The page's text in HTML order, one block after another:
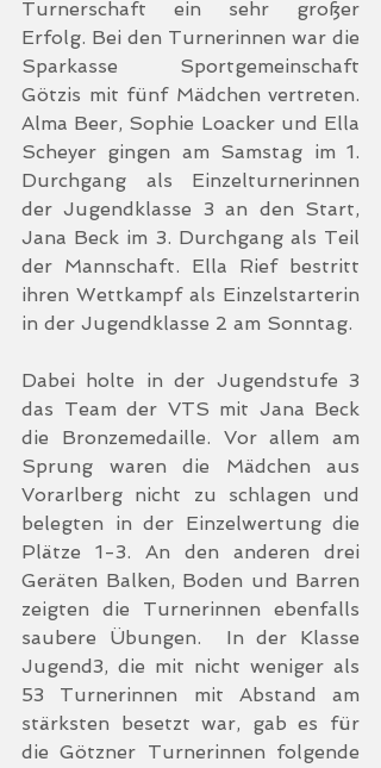
Turnerschaft ein sehr großer
Erfolg. Bei den Turnerinnen war die
Sparkasse Sportgemeinschaft
Götzis mit fünf Mädchen vertreten.
Alma Beer, Sophie Loacker und Ella
Scheyer gingen am Samstag im 1.
Durchgang als Einzelturnerinnen
der Jugendklasse 3 an den Start,
Jana Beck im 3. Durchgang als Teil
der Mannschaft. Ella Rief bestritt
ihren Wettkampf als Einzelstarterin
in der Jugendklasse 2 am Sonntag.
Dabei holte in der Jugendstufe 3
das Team der VTS mit Jana Beck
die Bronzemedaille. Vor allem am
Sprung waren die Mädchen aus
Vorarlberg nicht zu schlagen und
belegten in der Einzelwertung die
Plätze 1-3. An den anderen drei
Geräten Balken, Boden und Barren
zeigten die Turnerinnen ebenfalls
saubere Übungen.  In der Klasse
Jugend3, die mit nicht weniger als
53 Turnerinnen mit Abstand am
stärksten besetzt war, gab es für
die Götzner Turnerinnen folgende